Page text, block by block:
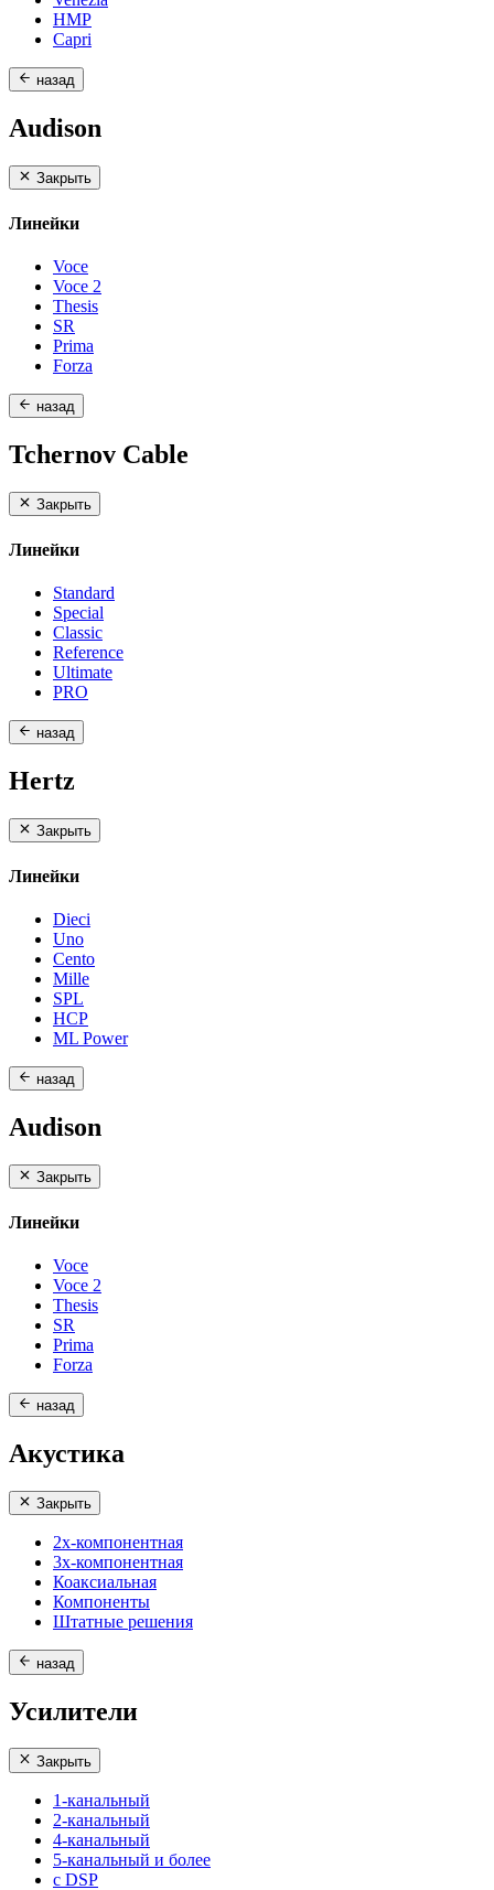
HMP
Capri
назад
Audison
Закрыть
Линейки
Voce
Voce 2
Thesis
SR
Prima
Forza
назад
Tchernov Cable
Закрыть
Линейки
Standard
Special
Classic
Reference
Ultimate
PRO
назад
Hertz
Закрыть
Линейки
Dieci
Uno
Cento
Mille
SPL
HCP
ML Power
назад
Audison
Закрыть
Линейки
Voce
Voce 2
Thesis
SR
Prima
Forza
назад
Акустика
Закрыть
2х-компонентная
3х-компонентная
Коаксиальная
Компоненты
Штатные решения
назад
Усилители
Закрыть
1-канальный
2-канальный
4-канальный
5-канальный и более
с DSP